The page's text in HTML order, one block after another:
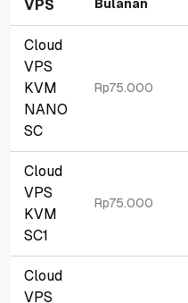
VPS
Cloud
VPS
KVM
NANO
SC
Rp75.000
Cloud
VPS
KVM
SC1
Rp75.000
Cloud
VPS